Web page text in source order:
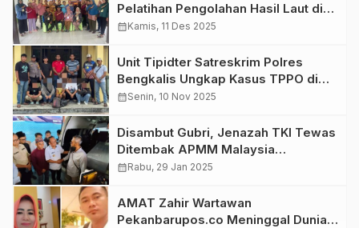
Pelatihan Pengolahan Hasil Laut di
Desa Sungai Cingam
calendar_monthKamis, 11 Des 2025
Unit Tipidter Satreskrim Polres
Bengkalis Ungkap Kasus TPPO di
Rupat, Satu Tersangka Diamankan
calendar_monthSenin, 10 Nov 2025
Disambut Gubri, Jenazah TKI Tewas
Ditembak APMM Malaysia
Dimakamkan di Rupat
calendar_monthRabu, 29 Jan 2025
AMAT Zahir Wartawan
Pekanbarupos.co Meninggal Dunia,